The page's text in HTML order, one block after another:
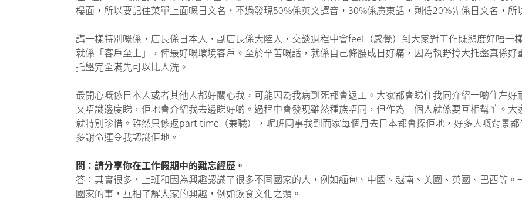
樓面，所以要記住菜單上面嘅日文名，不過發現50%係英文譯音，30%係廣東話，剩低20%先係日文名，所
講一樣特別嘅係，店長係日本人，副店長係大陸人，交談過程中會feel（感覺）到大家對工作既態度好唔一
就係「客戶至上」，俾最好嘅環境客戶。至於辛苦嘅話，就係自己條腰成日好痛，因為執野拎大托盤真係
托盤完全滿先可以比人洗。
最開心嘅係日本人或者其他人都好關心我，可能因為我病到死都會返工。大家都會睇住我同介紹一啲住左
又唔識邊度睇，佢地會介紹我去邊睇好啲。過程中會發現雖然種族唔同，但作為一個人就係要互相幫忙。
就特別珍惜。雖然只係返part time（兼職），呢班同事我到而家每個月去日本都會探佢地，好多人嘅背景
多謝命運令我認識佢地。
問：請分享你在工作假期中的難忘經歷。
答：其實很多，上班和因為興趣認識了很多不同國家的人，例如緬甸、中國、越南、美國、英國、巴西等
國家的事，互相了解大家的興趣，例如飲食文化之類。